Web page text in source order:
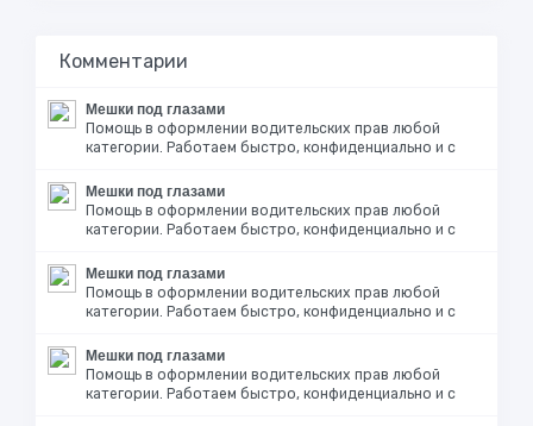
Комментарии
Мешки под глазами
Помощь в оформлении водительских прав любой
категории. Работаем быстро, конфиденциально и с
Мешки под глазами
Помощь в оформлении водительских прав любой
категории. Работаем быстро, конфиденциально и с
Мешки под глазами
Помощь в оформлении водительских прав любой
категории. Работаем быстро, конфиденциально и с
Мешки под глазами
Помощь в оформлении водительских прав любой
категории. Работаем быстро, конфиденциально и с